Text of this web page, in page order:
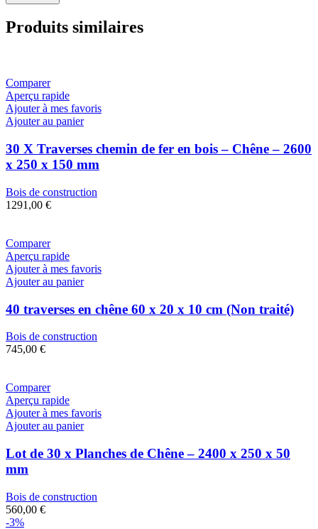
Produits similaires
Comparer
Aperçu rapide
Ajouter à mes favoris
Ajouter au panier
30 X Traverses chemin de fer en bois – Chêne – 2600
x 250 x 150 mm
Bois de construction
1291,00 €
Comparer
Aperçu rapide
Ajouter à mes favoris
Ajouter au panier
40 traverses en chêne 60 x 20 x 10 cm (Non traité)
Bois de construction
745,00 €
Comparer
Aperçu rapide
Ajouter à mes favoris
Ajouter au panier
Lot de 30 x Planches de Chêne – 2400 x 250 x 50
mm
Bois de construction
560,00 €
-3%